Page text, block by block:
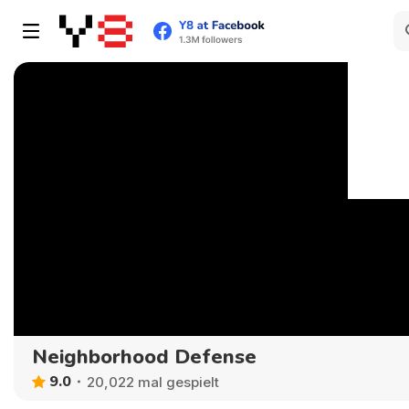
Neighborhood Defense
9.0 20,022 mal gespielt